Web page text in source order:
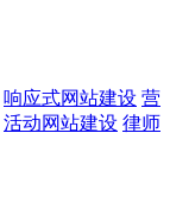
响应式网站建设 营
活动网站建设 律师